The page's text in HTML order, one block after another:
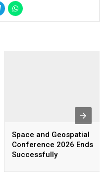
Space and Geospatial
Conference 2026 Ends
Successfully